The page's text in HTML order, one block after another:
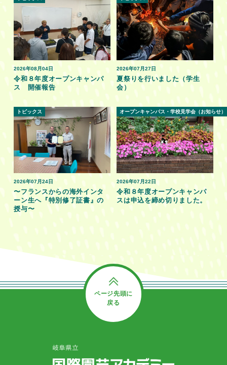
2026年08月04日
令和８年度オープンキャンパ
ス 開催報告
2026年07月27日
夏祭りを行いました（学生
会）
2026年07月24日
トピックス
〜フランスからの海外インタ
ーン生へ『特別修了証書』の
授与〜
2026年07月22日
オープンキャンパス・学校見学会（お知らせ）
令和８年度オープンキャンパ
スは申込を締め切りました。
ページ先頭に
戻る